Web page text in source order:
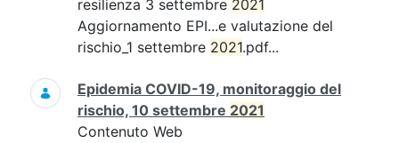
resilienza 3 settembre 2021
Aggiornamento EPI...e valutazione del
rischio_1 settembre 2021.pdf...
Epidemia COVID-19, monitoraggio del
rischio, 10 settembre 2021
Contenuto Web